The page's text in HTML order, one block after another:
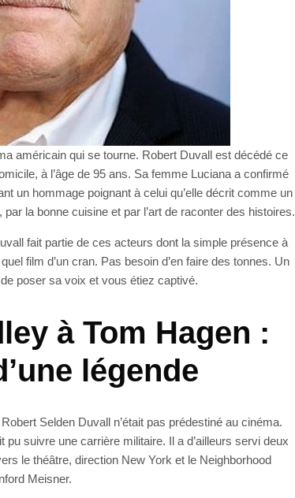
américain qui se tourne. Robert Duvall est décédé ce
à l’âge de 95 ans. Sa femme Luciana a confirmé
un hommage poignant à celui qu’elle décrit comme un
la bonne cuisine et par l’art de raconter des histoires.
fait partie de ces acteurs dont la simple présence à
film d’un cran. Pas besoin d’en faire des tonnes. Un
poser sa voix et vous étiez captivé.
à Tom Hagen :
légende
Selden Duvall n’était pas prédestiné au cinéma.
pu suivre une carrière militaire. Il a d’ailleurs servi deux
le théâtre, direction New York et le Neighborhood
Meisner.